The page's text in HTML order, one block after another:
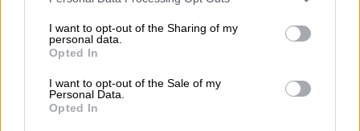
not limited to your visit or usage behaviour. You may click to
grant or deny consent to Google and its third-party tags to
use your data for below specified purposes in below Google
consent section.
I want to opt-out of the Sharing of my
personal data.
Opted In
I want to opt-out of the Sale of my
Personal Data.
Opted In
αύξηση των κινεζικών αγορών αμερικανικού
πετρελαίου, σύμφωνα με την εκδοχή των
γεγονότων από τονΛευκό Οίκο.
Σημαντικό βήμα η επίσκεψη